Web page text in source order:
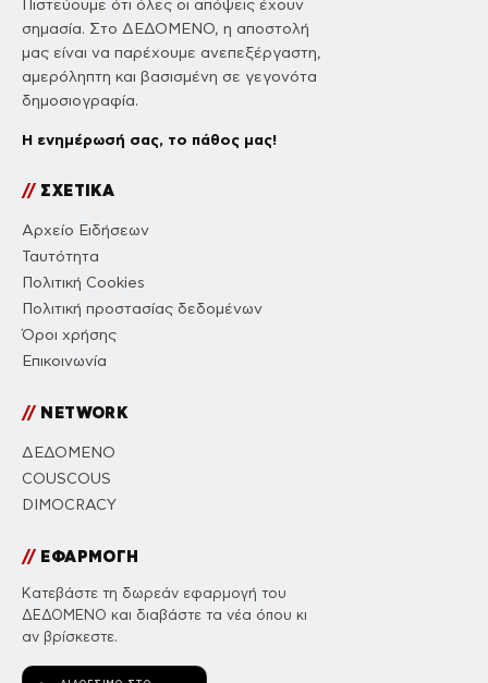
Πιστεύουμε ότι όλες οι απόψεις έχουν
σημασία. Στο ΔΕΔΟΜΕΝΟ, η αποστολή
μας είναι να παρέχουμε ανεπεξέργαστη,
αμερόληπτη και βασισμένη σε γεγονότα
δημοσιογραφία.
Η ενημέρωσή σας, το πάθος μας!
//ΣΧΕΤΙΚΑ
Αρχείο Ειδήσεων
Ταυτότητα
Πολιτική Cookies
Πολιτική προστασίας δεδομένων
Όροι χρήσης
Επικοινωνία
//NETWORK
ΔΕΔΟΜΕΝΟ
COUSCOUS
DIMOCRACY
//ΕΦΑΡΜΟΓΗ
Κατεβάστε τη δωρεάν εφαρμογή του
ΔΕΔΟΜΕΝΟ και διαβάστε τα νέα όπου κι
αν βρίσκεστε.